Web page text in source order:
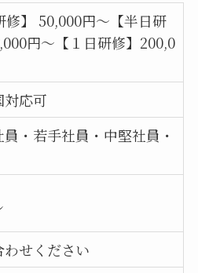
修】 50,000円～【半日研
円～【１日研修】200,0
対応可
員・若手社員・中堅社員・
わせください